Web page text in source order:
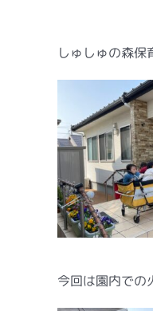
しゅしゅの森保
今回は園内での